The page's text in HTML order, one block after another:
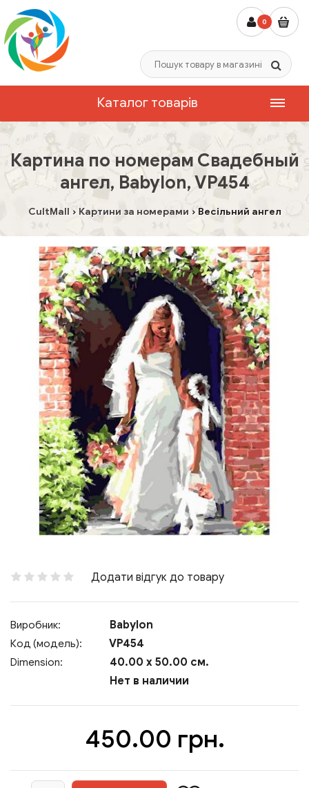
0
Каталог товарів
Картина по номерам Свадебный
ангел, Babylon, VP454
CultMall Картини за номерами Весільний ангел
Додати відгук до товару
Виробник: Babylon
Код (модель): VP454
Dimension:
40.00 x 50.00 см.
Нет в наличии
450.00 грн.